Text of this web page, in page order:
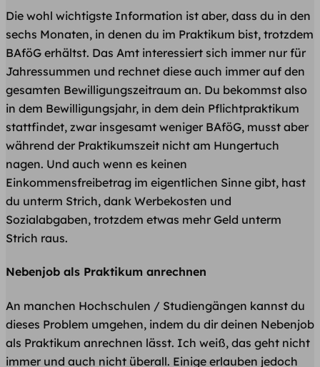
Die wohl wichtigste Information ist aber, dass du in den
sechs Monaten, in denen du im Praktikum bist, trotzdem
BAföG erhältst. Das Amt interessiert sich immer nur für
Jahressummen und rechnet diese auch immer auf den
gesamten Bewilligungszeitraum an. Du bekommst also
in dem Bewilligungsjahr, in dem dein Pflichtpraktikum
stattfindet, zwar insgesamt weniger BAföG, musst aber
während der Praktikumszeit nicht am Hungertuch
nagen. Und auch wenn es keinen
Einkommensfreibetrag im eigentlichen Sinne gibt, hast
du unterm Strich, dank Werbekosten und
Sozialabgaben, trotzdem etwas mehr Geld unterm
Strich raus.
Nebenjob als Praktikum anrechnen
An manchen Hochschulen / Studiengängen kannst du
dieses Problem umgehen, indem du dir deinen Nebenjob
als Praktikum anrechnen lässt. Ich weiß, das geht nicht
immer und auch nicht überall. Einige erlauben jedoch